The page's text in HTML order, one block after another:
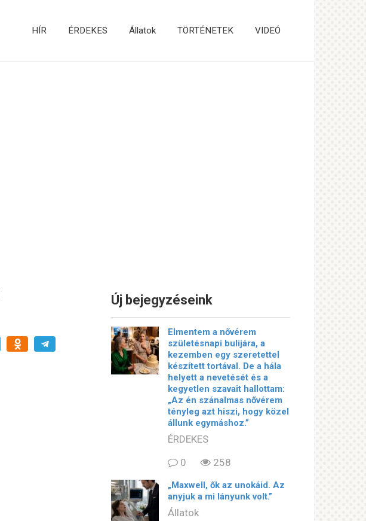
HÍR ÉRDEKES Állatok TÖRTÉNETEK VIDEÓ
Új bejegyzéseink
Elmentem a nővérem
születésnapi bulijára, a
kezemben egy szeretettel
készített tortával. De a hála
helyett a nevetését és a
kegyetlen szavait hallottam:
„Az én szánalmas nővérem
tényleg azt hiszi, hogy közel
állunk egymáshoz.”
ÉRDEKES
0
258
„Maxwell, ők az unokáid. Az
anyjuk a mi lányunk volt.”
Állatok